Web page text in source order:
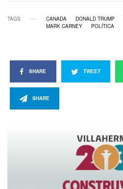
TAGS CANADA DONALD TRUMP
MARK CARNEY
POLÍTICA
SHARE TWEET
SHARE